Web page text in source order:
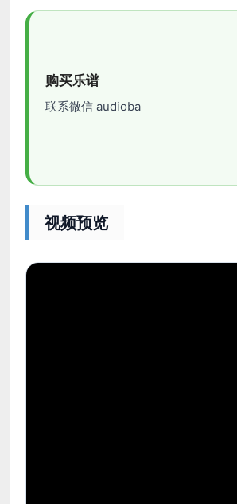
购买乐谱
联系微信 audioba
视频预览